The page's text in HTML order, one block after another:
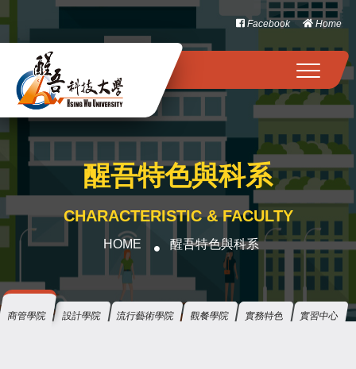
Facebook Home
T
o
l
e
a
v
i
g
t
i
醒吾特色與科系
CHARACTERISTIC & FACULTY
HOME 醒吾特色與科系
商管學院 設計學院 流行藝術學院 觀餐學院 實務特色 實習中心